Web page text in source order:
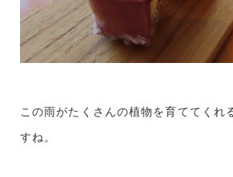
この雨がたくさんの植物を育ててくれ
すね。